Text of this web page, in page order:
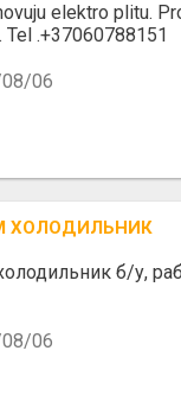
elektro plitu.
Tel .+37060788151
06
ХОЛОДИЛЬНИК
б/у,
06